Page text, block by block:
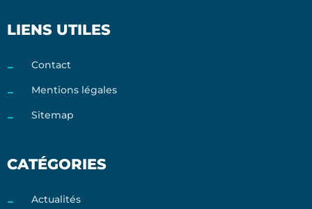
LIENS UTILES
Contact
Mentions légales
Sitemap
CATÉGORIES
Actualités